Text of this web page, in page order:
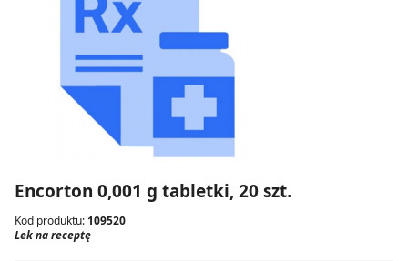
Encorton 0,001 g tabletki, 20 szt.
Kod produktu: 109520
Lek na receptę